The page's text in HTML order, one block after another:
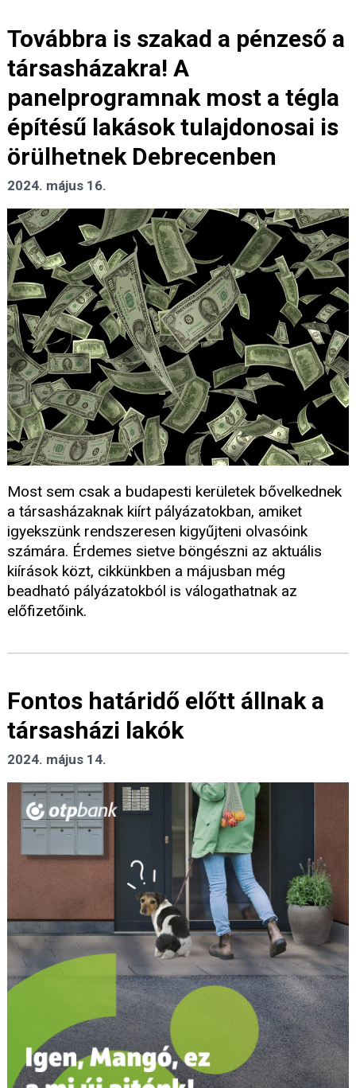
Továbbra is szakad a pénzeső a
társasházakra! A
panelprogramnak most a tégla
építésű lakások tulajdonosai is
örülhetnek Debrecenben
2024. május 16.
Most sem csak a budapesti kerületek bővelkednek
a társasházaknak kiírt pályázatokban, amiket
igyekszünk rendszeresen kigyűjteni olvasóink
számára. Érdemes sietve böngészni az aktuális
kiírások közt, cikkünkben a májusban még
beadható pályázatokból is válogathatnak az
előfizetőink.
Fontos határidő előtt állnak a
társasházi lakók
2024. május 14.